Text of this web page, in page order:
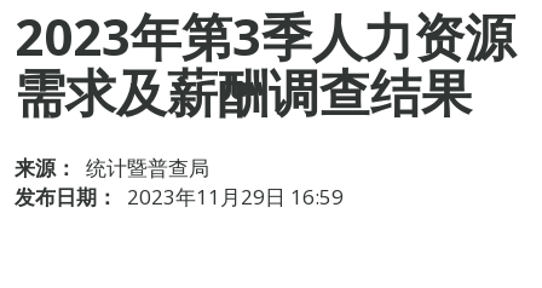
2023年第3季人力资源
需求及薪酬调查结果
来源：
统计暨普查局
发布日期：
2023年11月29日 16:59